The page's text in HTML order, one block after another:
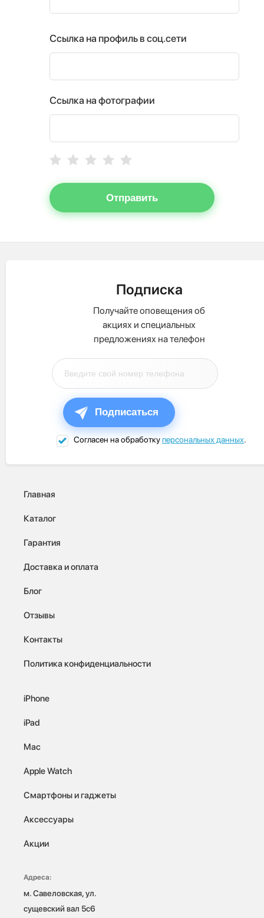
Ссылка на профиль в соц.сети
Ссылка на фотографии
Отправить
Подписка
Получайте оповещения об
акциях и специальных
предложениях на телефон
Подписаться
Согласен на обработкуперсональных данных.
Главная
Каталог
Гарантия
Доставка и оплата
Блог
Отзывы
Контакты
Политика конфиденциальности
iPhone
iPad
Mac
Apple Watch
Смартфоны и гаджеты
Аксессуары
Акции
Адреса:
м. Савеловская, ул.
сущевский вал 5с6